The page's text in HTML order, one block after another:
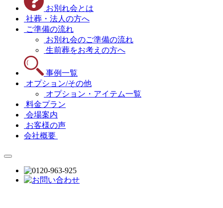
お別れ会とは
社葬・法人の方へ
ご準備の流れ
お別れ会のご準備の流れ
生前葬をお考えの方へ
事例一覧
オプション/その他
オプション・アイテム一覧
料金プラン
会場案内
お客様の声
会社概要